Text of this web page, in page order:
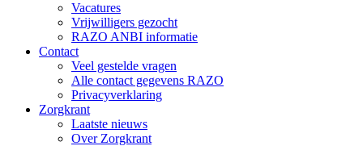
Vacatures
Vrijwilligers gezocht
RAZO ANBI informatie
Contact
Veel gestelde vragen
Alle contact gegevens RAZO
Privacyverklaring
Zorgkrant
Laatste nieuws
Over Zorgkrant